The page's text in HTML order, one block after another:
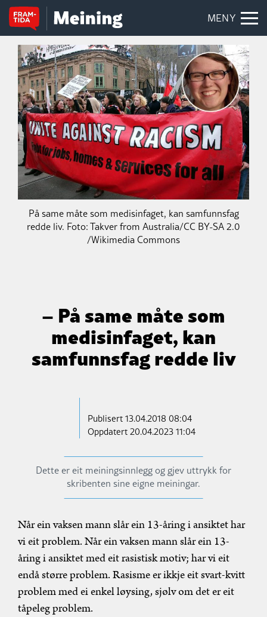
MENY
På same måte som medisinfaget, kan samfunnsfag
redde liv. Foto: Takver from Australia/CC BY-SA 2.0
/Wikimedia Commons
– På same måte som
medisinfaget, kan
samfunnsfag redde liv
Publisert13.04.2018 08:04
Oppdatert 20.04.2023 11:04
Dette er eit meiningsinnlegg og gjev uttrykk for
skribenten sine eigne meiningar.
Når ein vaksen mann slår ein 13-åring i ansiktet har
vi eit problem. Når ein vaksen mann slår ein 13-
åring i ansiktet med eit rasistisk motiv; har vi eit
endå større problem. Rasisme er ikkje eit svart-kvitt
problem med ei enkel løysing, sjølv om det er eit
tåpeleg problem.